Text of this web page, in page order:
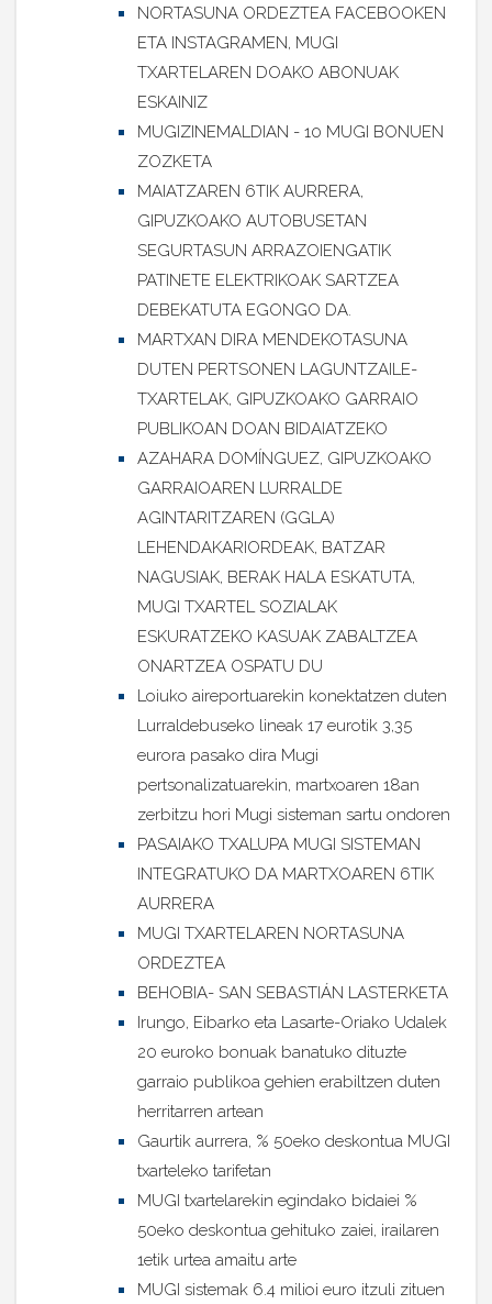
NORTASUNA ORDEZTEA FACEBOOKEN
ETA INSTAGRAMEN, MUGI
TXARTELAREN DOAKO ABONUAK
ESKAINIZ
MUGIZINEMALDIAN - 10 MUGI BONUEN
ZOZKETA
MAIATZAREN 6TIK AURRERA,
GIPUZKOAKO AUTOBUSETAN
SEGURTASUN ARRAZOIENGATIK
PATINETE ELEKTRIKOAK SARTZEA
DEBEKATUTA EGONGO DA.
MARTXAN DIRA MENDEKOTASUNA
DUTEN PERTSONEN LAGUNTZAILE-
TXARTELAK, GIPUZKOAKO GARRAIO
PUBLIKOAN DOAN BIDAIATZEKO
AZAHARA DOMÍNGUEZ, GIPUZKOAKO
GARRAIOAREN LURRALDE
AGINTARITZAREN (GGLA)
LEHENDAKARIORDEAK, BATZAR
NAGUSIAK, BERAK HALA ESKATUTA,
MUGI TXARTEL SOZIALAK
ESKURATZEKO KASUAK ZABALTZEA
ONARTZEA OSPATU DU
Loiuko aireportuarekin konektatzen duten
Lurraldebuseko lineak 17 eurotik 3,35
eurora pasako dira Mugi
pertsonalizatuarekin, martxoaren 18an
zerbitzu hori Mugi sisteman sartu ondoren
PASAIAKO TXALUPA MUGI SISTEMAN
INTEGRATUKO DA MARTXOAREN 6TIK
AURRERA
MUGI TXARTELAREN NORTASUNA
ORDEZTEA
BEHOBIA- SAN SEBASTIÁN LASTERKETA
Irungo, Eibarko eta Lasarte-Oriako Udalek
20 euroko bonuak banatuko dituzte
garraio publikoa gehien erabiltzen duten
herritarren artean
Gaurtik aurrera, % 50eko deskontua MUGI
txarteleko tarifetan
MUGI txartelarekin egindako bidaiei %
50eko deskontua gehituko zaiei, irailaren
1etik urtea amaitu arte
MUGI sistemak 6.4 milioi euro itzuli zituen